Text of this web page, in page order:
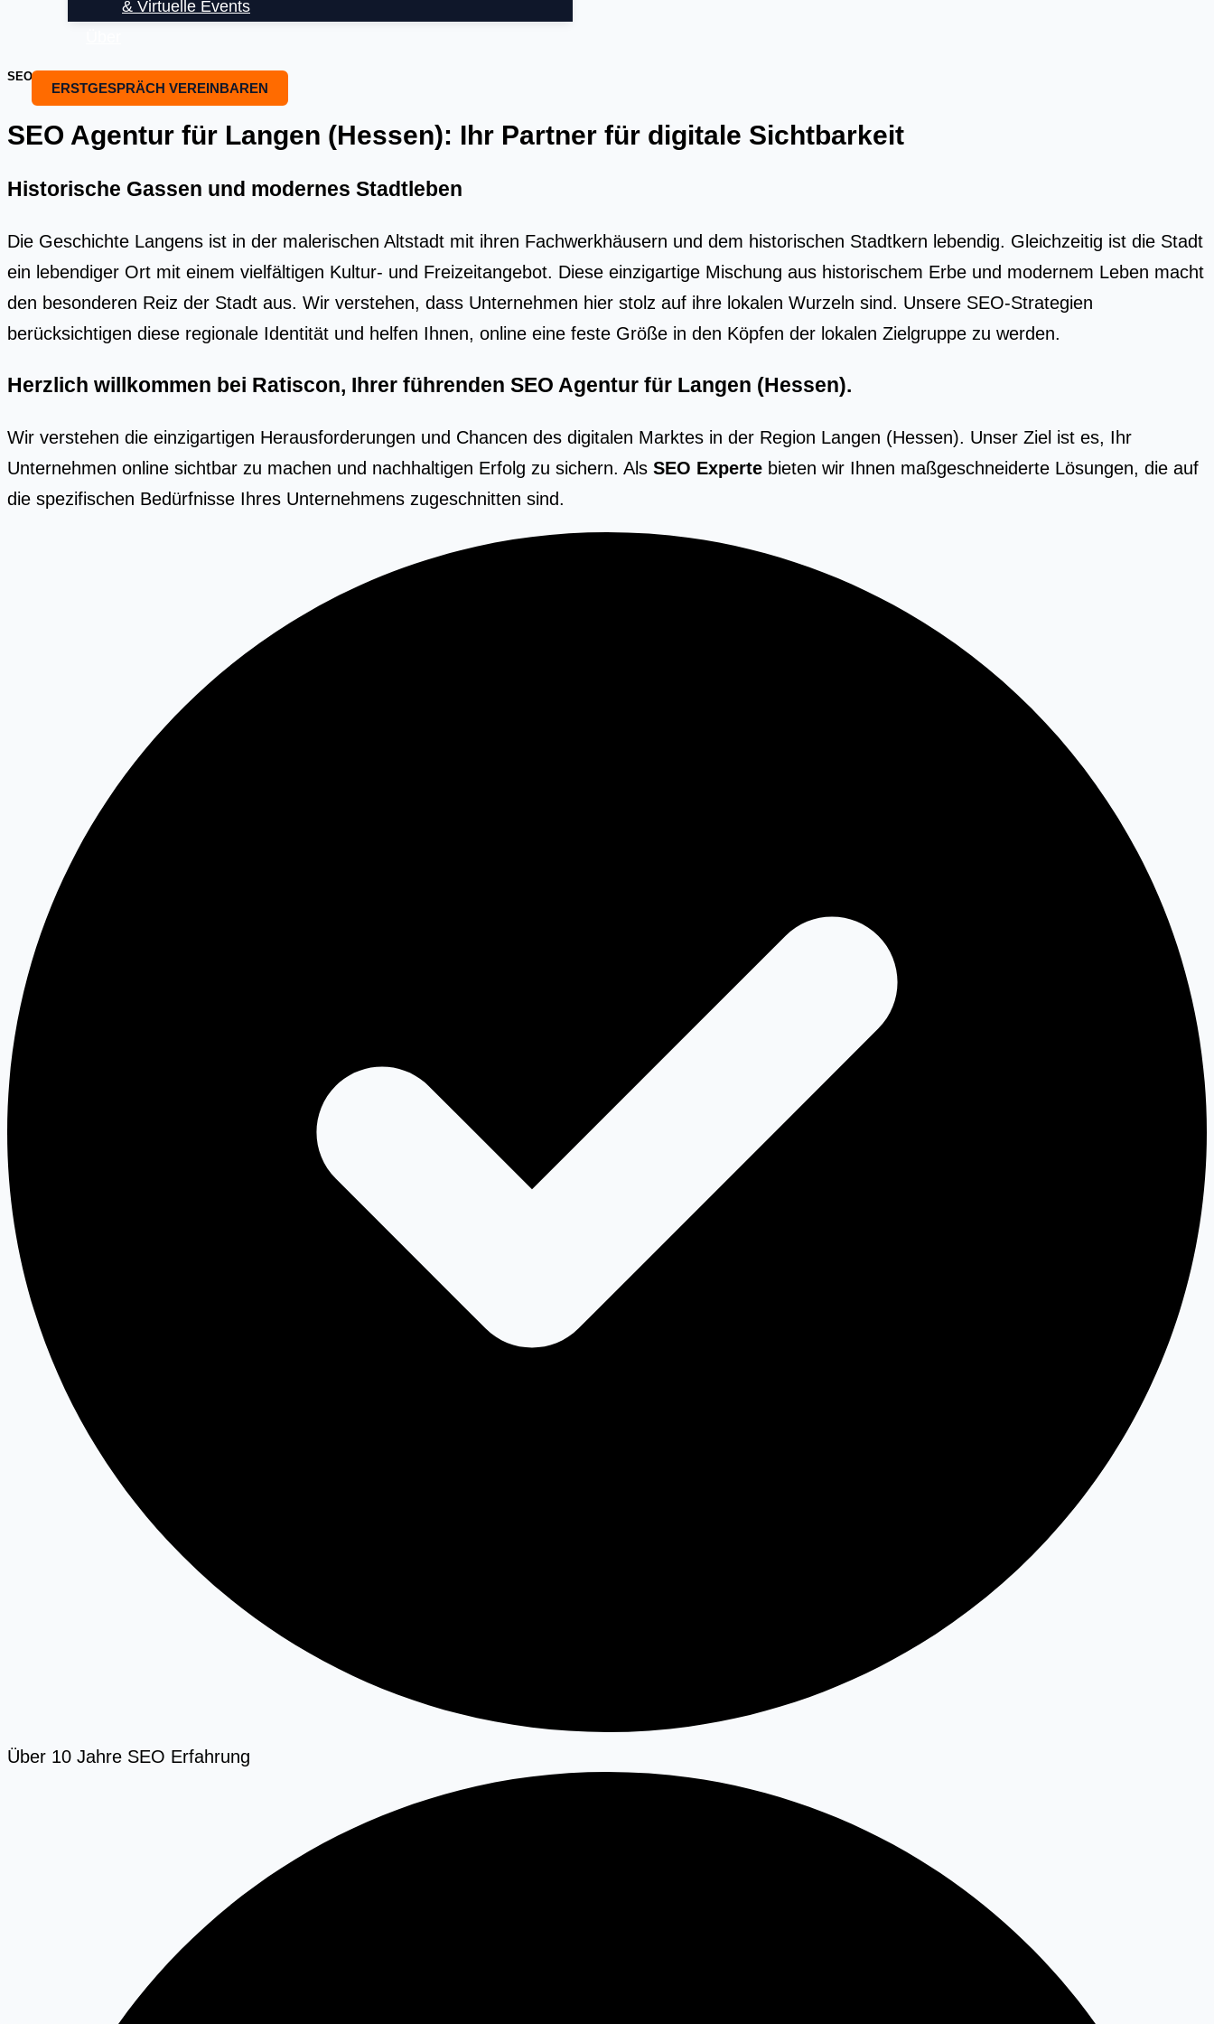
& Virtuelle Events
ERSTGESPRÄCH VEREINBAREN
SEO OPTIMIERUNG UND SEO BEARTUNG
SEO Agentur für Langen (Hessen): Ihr Partner für digitale Sichtbarkeit
Historische Gassen und modernes Stadtleben
Die Geschichte Langens ist in der malerischen Altstadt mit ihren Fachwerkhäusern und dem historischen Stadtkern lebendig. Gleichzeitig ist die Stadt
ein lebendiger Ort mit einem vielfältigen Kultur- und Freizeitangebot. Diese einzigartige Mischung aus historischem Erbe und modernem Leben macht
den besonderen Reiz der Stadt aus. Wir verstehen, dass Unternehmen hier stolz auf ihre lokalen Wurzeln sind. Unsere SEO-Strategien
berücksichtigen diese regionale Identität und helfen Ihnen, online eine feste Größe in den Köpfen der lokalen Zielgruppe zu werden.
Herzlich willkommen bei Ratiscon, Ihrer führenden SEO Agentur für Langen (Hessen).
Wir verstehen die einzigartigen Herausforderungen und Chancen des digitalen Marktes in der Region Langen (Hessen). Unser Ziel ist es, Ihr
Unternehmen online sichtbar zu machen und nachhaltigen Erfolg zu sichern. Als SEO Experte bieten wir Ihnen maßgeschneiderte Lösungen, die auf
die spezifischen Bedürfnisse Ihres Unternehmens zugeschnitten sind.
Über 10 Jahre SEO Erfahrung